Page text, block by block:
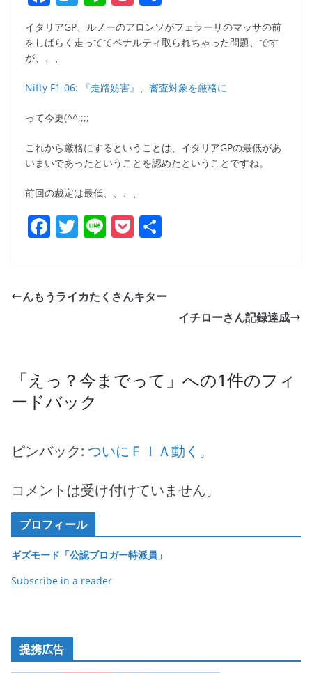
a
c
e
b
o
o
k
w
itt
n
e
o
ck
有
イタリアGP、ルノーのアロンソがフェラーリのマッサの前
をしばらく走っててペナルティ取られちゃった問題、です
が、、、
Nifty F1-06: 『走路妨害』、審査対象を厳格に
って今更(^^;;;;
これから厳格にするということは、イタリアGPの最低があ
いまいであったということを認めたということですね。
前回の裁定は最低、、、、
F
e
k
T
er
Li P
et
んもうライカたくさんキター
イチローさん記録達成
「えっ？今までって 」への1件のフィ
ードバック
ピンバック: ついにＦＩＡ動く。
コメントは受け付けていません。
プロフィール
ギズモード「公認ブロガー特派員」
Subscribe in a reader
提携広告